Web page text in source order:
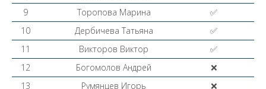
9
Торопова Марина
✅
10
Дербичева Татьяна
✅
11
Викторов Виктор
✅
12
Богомолов Андрей
❌
13
Румянцев Игорь
❌